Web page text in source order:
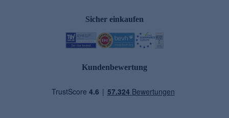
Sicher einkaufen
Kundenbewertung